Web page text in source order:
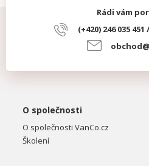
Rádi vám
(+420) 246 035 451
O společnosti
O společnosti VanCo.cz
Školení